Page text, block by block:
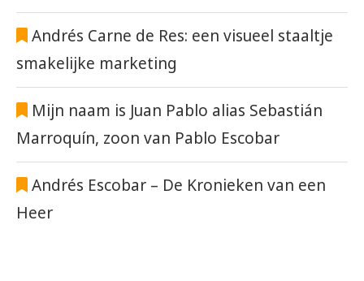
Andrés Carne de Res: een visueel staaltje
smakelijke marketing
Mijn naam is Juan Pablo alias Sebastián
Marroquín, zoon van Pablo Escobar
Andrés Escobar – De Kronieken van een
Heer